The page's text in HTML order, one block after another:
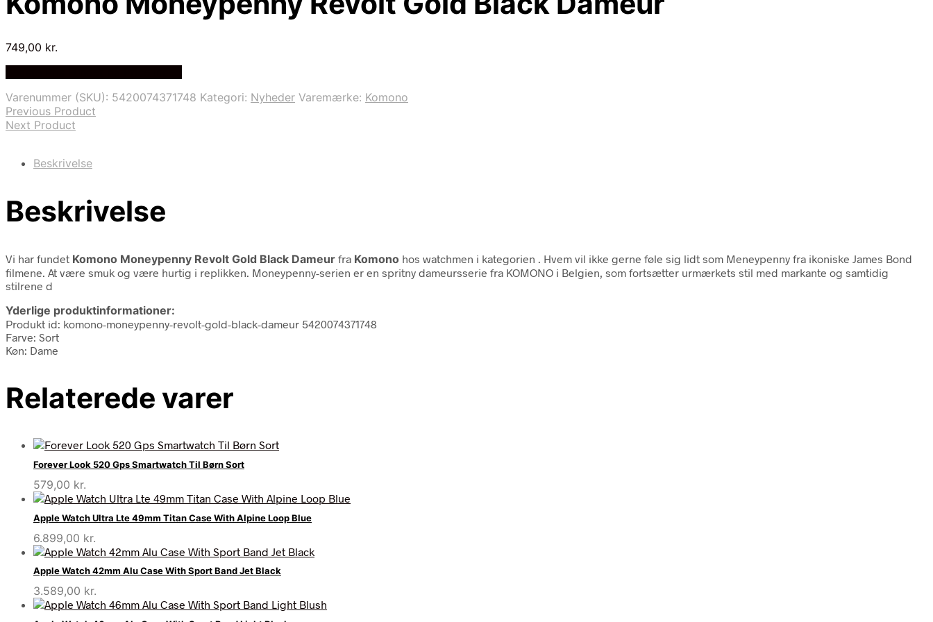
749,00 kr.
Varenummer (SKU): 5420074371748 Kategori: Nyheder Varemærke: Komono
Previous Product
Next Product
Beskrivelse
Beskrivelse
Vi har fundet Komono Moneypenny Revolt Gold Black Dameur fra Komono hos watchmen i kategorien
. Hvem vil ikke gerne føle sig lidt som Meneypenny fra ikoniske James Bond
filmene. At være smuk og være hurtig i replikken. Moneypenny-serien er en spritny dameursserie fra KOMONO i Belgien, som fortsætter urmærkets stil med markante og samtidig
stilrene d
Yderlige produktinformationer:
Produkt id: komono-moneypenny-revolt-gold-black-dameur 5420074371748
Farve: Sort
Køn: Dame
Relaterede varer
Forever Look 520 Gps Smartwatch Til Børn Sort
579,00 kr.
Apple Watch Ultra Lte 49mm Titan Case With Alpine Loop Blue
6.899,00 kr.
Apple Watch 42mm Alu Case With Sport Band Jet Black
3.589,00 kr.